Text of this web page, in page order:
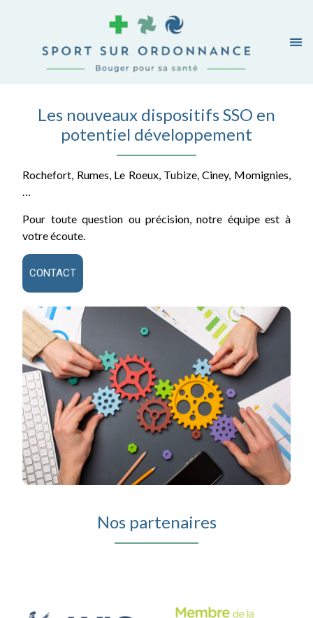
Les nouveaux dispositifs SSO en
potentiel développement
Rochefort, Rumes, Le Roeux, Tubize, Ciney, Momignies,
…
Pour toute question ou précision, notre équipe est à
votre écoute.
CONTACT
Nos partenaires